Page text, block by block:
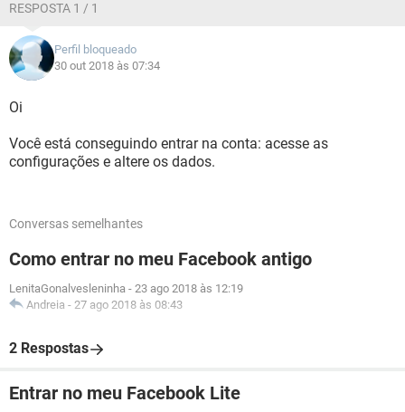
RESPOSTA 1 / 1
Perfil bloqueado
30 out 2018 às 07:34
Oi
Você está conseguindo entrar na conta: acesse as
configurações e altere os dados.
Conversas semelhantes
Como entrar no meu Facebook antigo
LenitaGonalvesleninha - 23 ago 2018 às 12:19
Andreia - 27 ago 2018 às 08:43
2 Respostas
Entrar no meu Facebook Lite